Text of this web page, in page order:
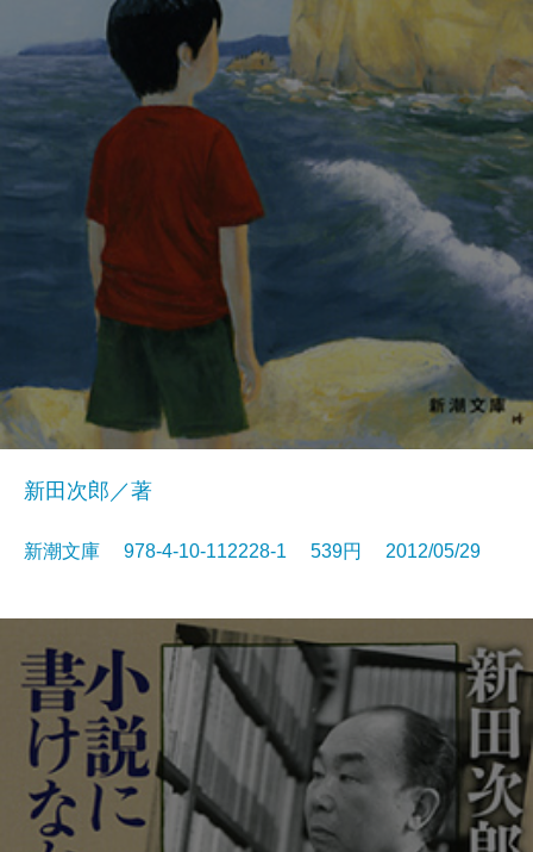
新田次郎／著
新潮文庫 978-4-10-112228-1 539円 2012/05/29